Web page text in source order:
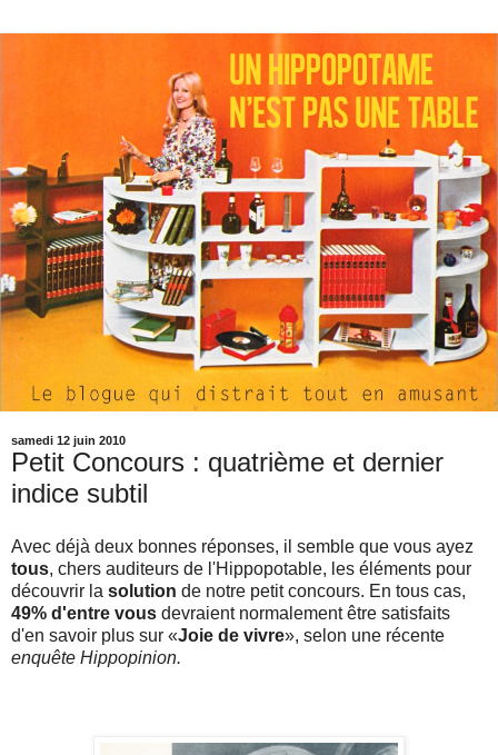
samedi 12 juin 2010
Petit Concours : quatrième et dernier
indice subtil
Avec déjà deux bonnes réponses, il semble que vous ayez
tous, chers auditeurs de l'Hippopotable, les éléments pour
découvrir la solution de notre petit concours. En tous cas,
49% d'entre vous devraient normalement être satisfaits
d'en savoir plus sur «Joie de vivre», selon une récente
enquête Hippopinion.